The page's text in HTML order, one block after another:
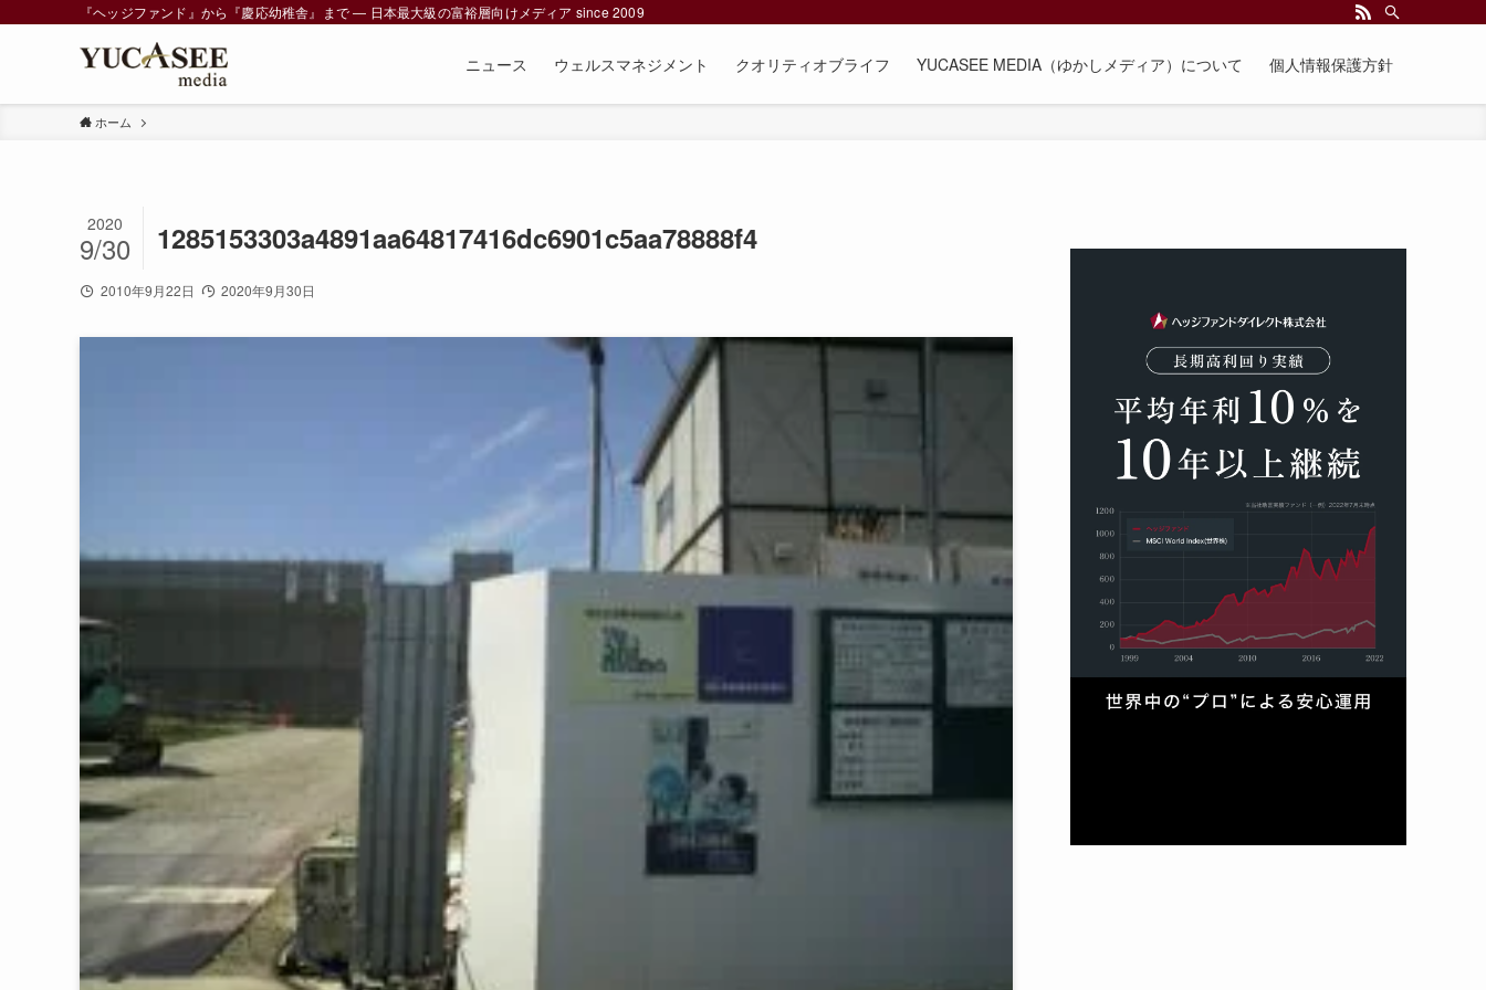
『ヘッジファンド』から『慶応幼稚舎』まで ― 日本最大級の富裕層向けメディア since 2009
ニュース ウェルスマネジメント クオリティオブライフ YUCASEE MEDIA（ゆかしメディア）について 個人情報保護方針
ホーム
1285153303a4891aa64817416dc6901c5aa78888f4
2020
9/30
2010年9月22日 2020年9月30日